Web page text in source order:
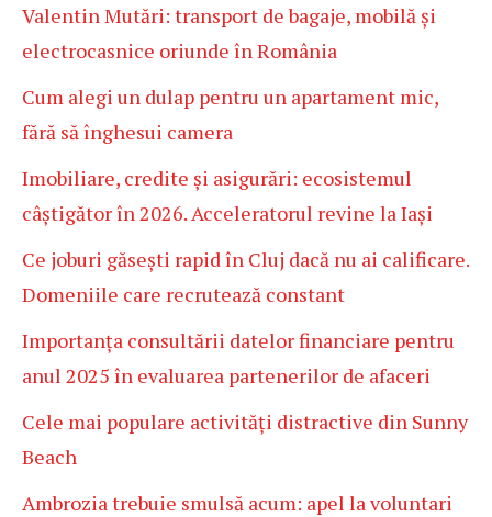
Valentin Mutări: transport de bagaje, mobilă și
electrocasnice oriunde în România
Cum alegi un dulap pentru un apartament mic,
fără să înghesui camera
Imobiliare, credite și asigurări: ecosistemul
câștigător în 2026. Acceleratorul revine la Iași
Ce joburi găsești rapid în Cluj dacă nu ai calificare.
Domeniile care recrutează constant
Importanța consultării datelor financiare pentru
anul 2025 în evaluarea partenerilor de afaceri
Cele mai populare activități distractive din Sunny
Beach
Ambrozia trebuie smulsă acum: apel la voluntari